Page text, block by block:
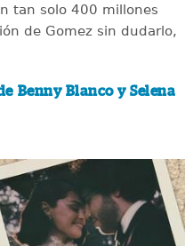
tan solo 400 millones
de Gomez sin dudarlo,
Benny Blanco y Selena